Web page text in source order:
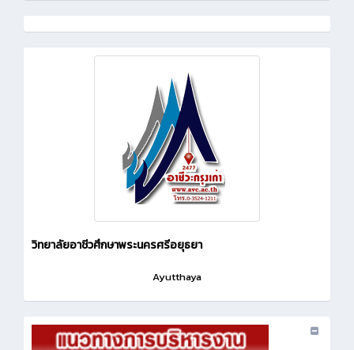
วิทยาลัยอาชีวศึกษาพระนครศรีอยุธยา
Ayutthaya